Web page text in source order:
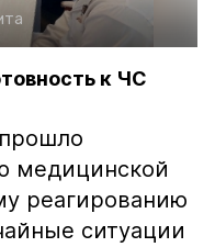
к ЧС
медицинской
реагированию
ситуации